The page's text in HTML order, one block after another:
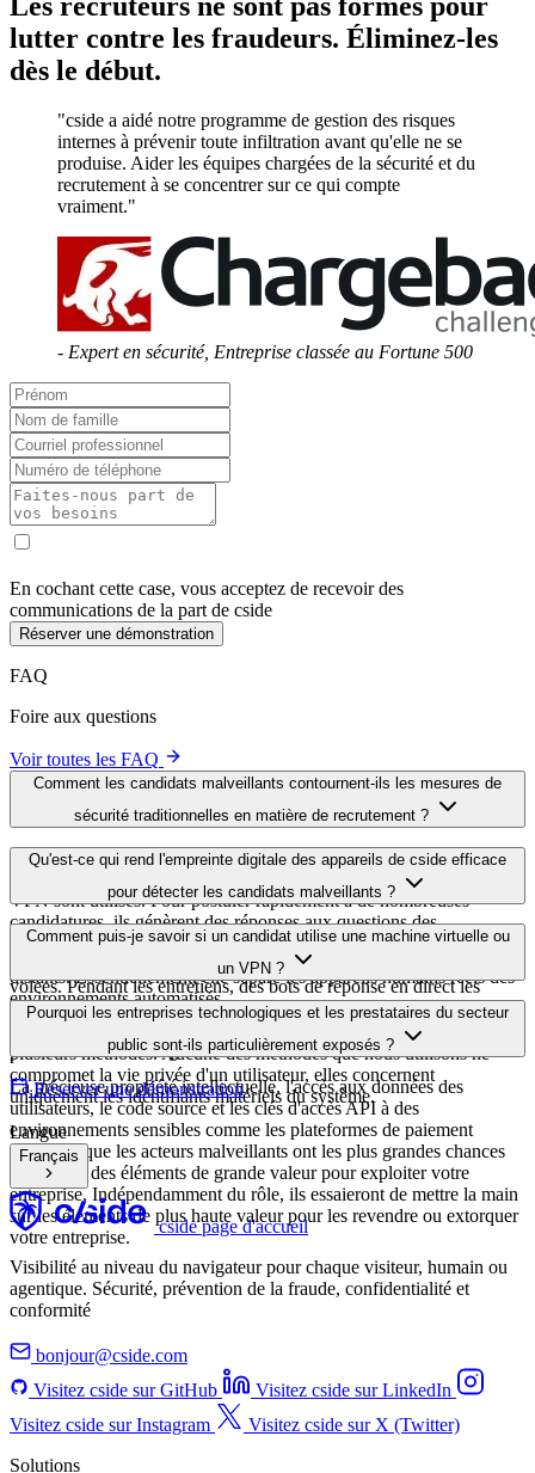
Protégez le code et les clés cloud contre les attaques commanditées
par des États.
Services financiers
Respectez les normes strictes en matière d'intégration et de menaces
internes.
Soins de santé
Empêchez les faux employés d'accéder aux recherches médicales et
aux données des patients.
Crypto
Les acteurs malveillants ciblent les cryptomonnaies en raison de leur
Commentcside Applicant
Check surpasse les
méthodes de sélection
traditionnelles
Fonctionnalité
Identifiant du dispositif de
vérification du demandeur
traditionnel
✓
✓
✓
CONTACTEZ-NOUS
Les recruteurs ne sont pas formés pour
lutter contre les fraudeurs. Éliminez-les
dès le début.
"cside a aidé notre programme de gestion des risques
internes à prévenir toute infiltration avant qu'elle ne se
produise. Aider les équipes chargées de la sécurité et du
recrutement à se concentrer sur ce qui compte
vraiment."
-Expert en sécurité,Entreprise classée au Fortune 500